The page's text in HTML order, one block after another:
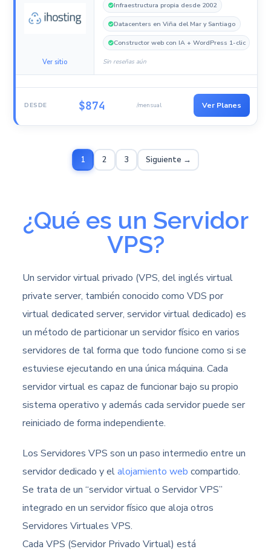
Ver sitio
Infraestructura propia desde 2002
Datacenters en Viña del Mar y Santiago
Constructor web con IA + WordPress 1-clic
Sin reseñas aún
DESDE $874 /mensual Ver Planes
1 2 3 Siguiente →
¿Qué es un Servidor
VPS?
Un servidor virtual privado (VPS, del inglés virtual
private server, también conocido como VDS por
virtual dedicated server, servidor virtual dedicado) es
un método de particionar un servidor físico en varios
servidores de tal forma que todo funcione como si se
estuviese ejecutando en una única máquina. Cada
servidor virtual es capaz de funcionar bajo su propio
sistema operativo y además cada servidor puede ser
reiniciado de forma independiente.
Los Servidores VPS son un paso intermedio entre un
servidor dedicado y elalojamiento web compartido.
Se trata de un “servidor virtual o Servidor VPS”
integrado en un servidor físico que aloja otros
Servidores Virtuales VPS.
Cada VPS (Servidor Privado Virtual) está